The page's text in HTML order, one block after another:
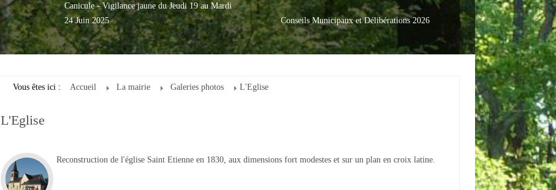
Canicule - Vigilance jaune du Jeudi 19 au Mardi
24 Juin 2025
Conseils Municipaux et Délibérations 2026
Vous êtes ici : Accueil La mairie Galeries photos L'Eglise
L'Eglise
Reconstruction de l'église Saint Etienne en 1830, aux dimensions fort modestes et sur un plan en croix latine.